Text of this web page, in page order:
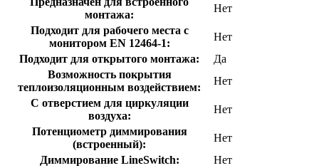
монтажа:
Нет
Подходит для рабочего места с
монитором EN 12464-1:
Нет
Подходит для открытого монтажа:
Да
Возможность покрытия
теплоизоляционным воздействием:
Нет
С отверстием для циркуляции
воздуха:
Нет
Потенциометр диммирования
(встроенный):
Нет
Диммирование LineSwitch:
Нет